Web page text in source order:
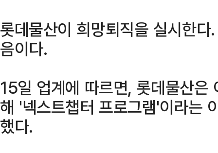
롯데물산이 희망퇴직을 실시한
음이다.
15일 업계에 따르면, 롯데물산은
해 '넥스트챕터 프로그램'이라는
했다.